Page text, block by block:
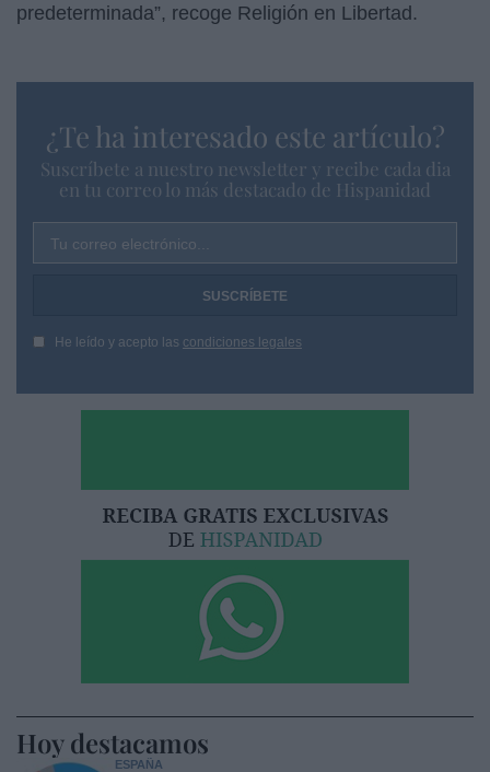
predeterminada”, recoge Religión en Libertad.
¿Te ha interesado este artículo?
Suscríbete a nuestro newsletter y recibe cada dia
en tu correo lo más destacado de Hispanidad
Tu correo electrónico...
He leído y acepto las condiciones legales
Hoy destacamos
ESPAÑA